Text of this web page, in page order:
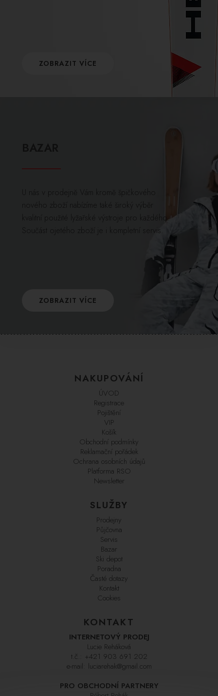
ZOBRAZIT VÍCE
U nás v prodejně Vám kromě špičkového
nového zboží nabízíme také široký výběr
kvalitní použité lyžařské výstroje pro každého.
Součást ojetého zboží je i kompletní servis.
ZOBRAZIT VÍCE
NAKUPOVÁNÍ
ÚVOD
Registrace
Pojištění
VIP
Košík
Obchodní podmínky
Reklamační pořádek
Ochrana osobních údajů
Platforma RSO
Newsletter
SLUŽBY
Prodejny
Půjčovna
Servis
Bazar
Ski depot
Poradna
Časté dotazy
Kontakt
Cookies
KONTAKT
INTERNETOVÝ PRODEJ
Lucie Reháková
t.č.: +421 903 691 202
e-mail: luciarehak@gmail.com
PRO OBCHODNÍ PARTNERY